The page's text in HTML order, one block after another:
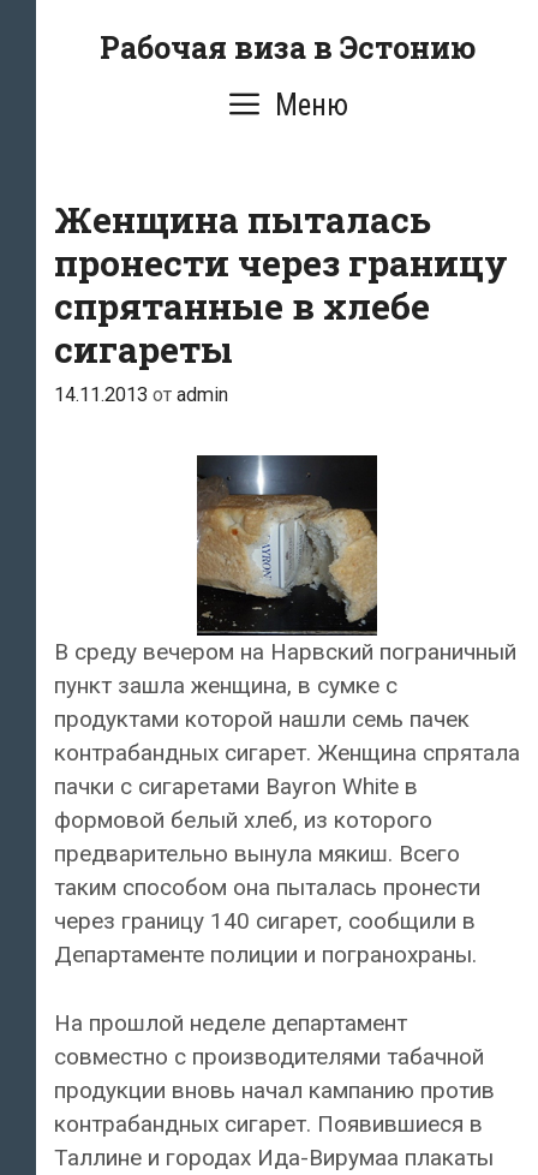
Рабочая виза в Эстонию
Меню
Женщина пыталась
пронести через границу
спрятанные в хлебе
сигареты
14.11.2013 от admin
В среду вечером на Нарвский пограничный
пункт зашла женщина, в сумке с
продуктами которой нашли семь пачек
контрабандных сигарет. Женщина спрятала
пачки с сигаретами Bayron White в
формовой белый хлеб, из которого
предварительно вынула мякиш. Всего
таким способом она пыталась пронести
через границу 140 сигарет, сообщили в
Департаменте полиции и погранохраны.
На прошлой неделе департамент
совместно с производителями табачной
продукции вновь начал кампанию против
контрабандных сигарет. Появившиеся в
Таллине и городах Ида-Вирумаа плакаты